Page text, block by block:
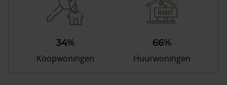
34%
Koopwoningen
66%
Huurwoningen